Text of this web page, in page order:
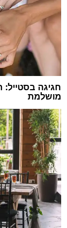
חגיגה
מושלמת